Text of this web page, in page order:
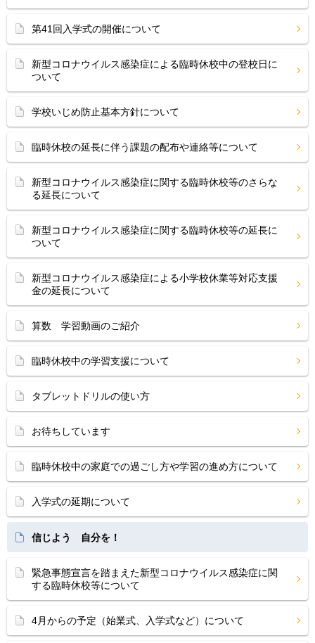
第41回入学式の開催について
新型コロナウイルス感染症による臨時休校中の登校日に
ついて
学校いじめ防止基本方針について
臨時休校の延長に伴う課題の配布や連絡等について
新型コロナウイルス感染症に関する臨時休校等のさらな
る延長について
新型コロナウイルス感染症に関する臨時休校等の延長に
ついて
新型コロナウイルス感染症による小学校休業等対応支援
金の延長について
算数 学習動画のご紹介
臨時休校中の学習支援について
タブレットドリルの使い方
お待ちしています
臨時休校中の家庭での過ごし方や学習の進め方について
入学式の延期について
信じよう 自分を！
緊急事態宣言を踏まえた新型コロナウイルス感染症に関
する臨時休校等について
4月からの予定（始業式、入学式など）について